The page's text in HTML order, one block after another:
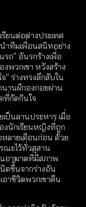
ยนต่อต่างประเทศ
ำทีมเพื่อนสนิทอย่าง
ถ" อันรกร้างเพื่อ
พวกเขา หวังสร้าง
" ร่างทรงลึกลับใน
านผีกองกอยผ่าน
ที่กัดกินใจ
ป็นลานประหาร เมื่อ
งนักเรียนหญิงที่ถูก
ลายเดือนก่อน ด้วย
ณะไว้ทั่วสุสาน
อาฆาตที่มีสภาพ
ดขึ้นจากร่างอัน
อาชีวิตพวกเขาคืน